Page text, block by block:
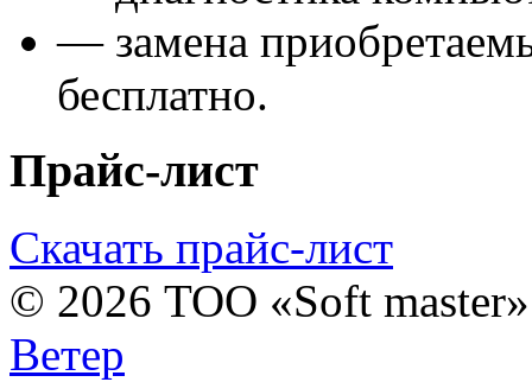
— замена
бесплатно.
Прайс-лист
Скачать прайс-лист
© 2026 ТОО «Soft
Ветер